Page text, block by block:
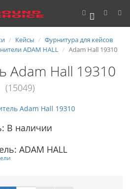
0
Кейсы
Фурнитура для кейсов
ADAM HALL Adam Hall 19310
Adam Hall 19310
(15049)
В наличии
ADAM HALL